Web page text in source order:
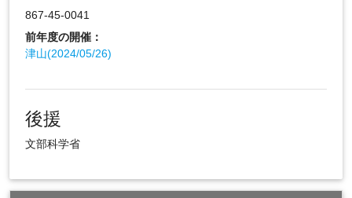
867-45-0041
前年度の開催：
津山(2024/05/26)
後援
文部科学省